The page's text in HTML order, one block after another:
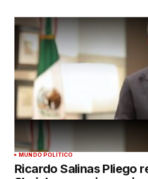
MUNDO POLÍTICO
Ricardo Salinas Pliego